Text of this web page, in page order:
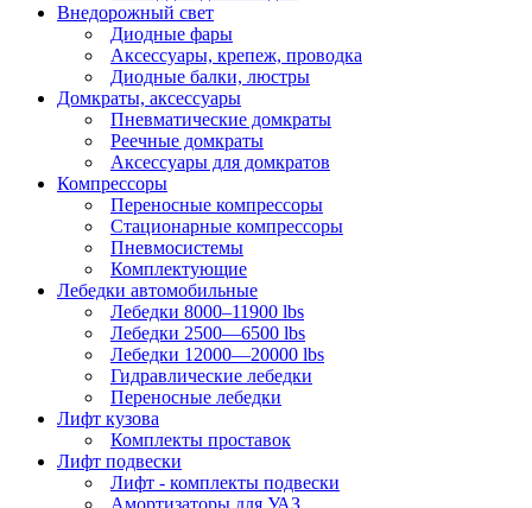
Внедорожный свет
Диодные фары
Аксессуары, крепеж, проводка
Диодные балки, люстры
Домкраты, аксессуары
Пневматические домкраты
Реечные домкраты
Аксессуары для домкратов
Компрессоры
Переносные компрессоры
Стационарные компрессоры
Пневмосистемы
Комплектующие
Лебедки автомобильные
Лебедки 8000–11900 lbs
Лебедки 2500—6500 lbs
Лебедки 12000—20000 lbs
Гидравлические лебедки
Переносные лебедки
Лифт кузова
Комплекты проставок
Лифт подвески
Лифт - комплекты подвески